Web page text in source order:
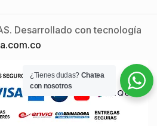
Desarrollado con tecnología
¿Tienes dudas? Chatea
con nosotros